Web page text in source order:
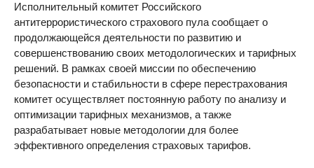
Исполнительный комитет Российского
антитеррористического страхового пула сообщает о
продолжающейся деятельности по развитию и
совершенствованию своих методологических и тарифных
решений. В рамках своей миссии по обеспечению
безопасности и стабильности в сфере перестрахования
комитет осуществляет постоянную работу по анализу и
оптимизации тарифных механизмов, а также
разрабатывает новые методологии для более
эффективного определения страховых тарифов.